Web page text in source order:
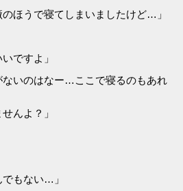
ほうで寝てしまいましたけど…」
ですよ」
ないのはなー…ここで寝るのもあれ
んよ？」
もない…」